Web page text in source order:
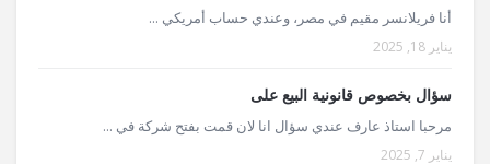
أنا فريلانسر مقيم في مصر، وعندي حساب أمريكي ...
يناير 18, 2025
سؤال بخصوص قانونية البيع على
مرحبا استاذ عارف عندي سؤال انا لان قمت بفتح شركة في ...
يناير 7, 2025